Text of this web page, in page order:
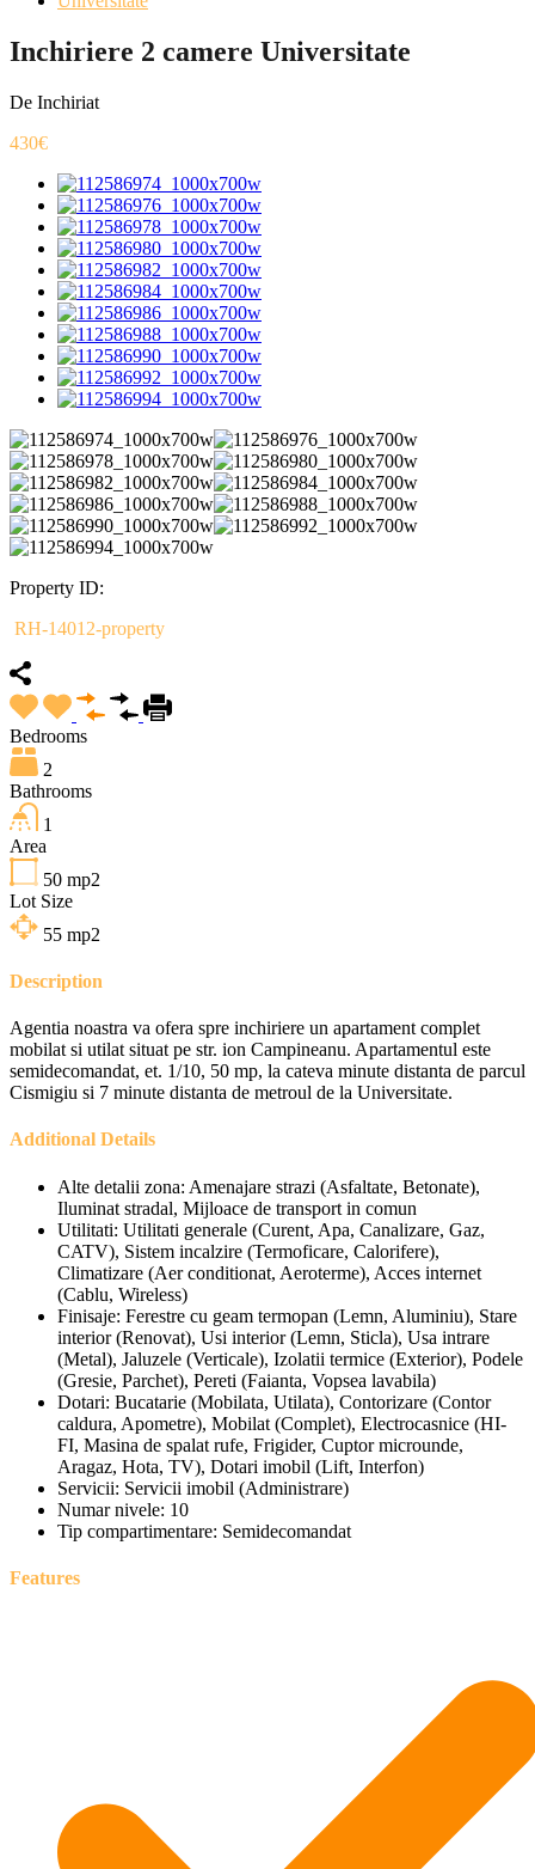
Inchiriere 2 camere Universitate
De Inchiriat
430€
Property ID:
RH-14012-property
Bedrooms
2
Bathrooms
1
Area
50 mp2
Lot Size
55 mp2
Description
Agentia noastra va ofera spre inchiriere un apartament complet
mobilat si utilat situat pe str. ion Campineanu. Apartamentul este
semidecomandat, et. 1/10, 50 mp, la cateva minute distanta de parcul
Cismigiu si 7 minute distanta de metroul de la Universitate.
Additional Details
Alte detalii zona: Amenajare strazi (Asfaltate, Betonate),
Iluminat stradal, Mijloace de transport in comun
Utilitati: Utilitati generale (Curent, Apa, Canalizare, Gaz,
CATV), Sistem incalzire (Termoficare, Calorifere),
Climatizare (Aer conditionat, Aeroterme), Acces internet
(Cablu, Wireless)
Finisaje: Ferestre cu geam termopan (Lemn, Aluminiu), Stare
interior (Renovat), Usi interior (Lemn, Sticla), Usa intrare
(Metal), Jaluzele (Verticale), Izolatii termice (Exterior), Podele
(Gresie, Parchet), Pereti (Faianta, Vopsea lavabila)
Dotari: Bucatarie (Mobilata, Utilata), Contorizare (Contor
caldura, Apometre), Mobilat (Complet), Electrocasnice (HI-
FI, Masina de spalat rufe, Frigider, Cuptor microunde,
Aragaz, Hota, TV), Dotari imobil (Lift, Interfon)
Servicii: Servicii imobil (Administrare)
Numar nivele: 10
Tip compartimentare: Semidecomandat
Features